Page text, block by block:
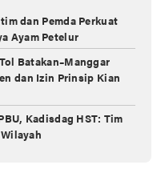
dan Pemda Perkuat
Ayam Petelur
Batakan–Manggar
dan Izin Prinsip Kian
Kadisdag HST: Tim